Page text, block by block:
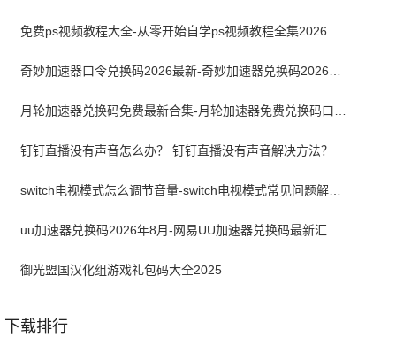
钉钉直播没有声音怎么办？ 钉钉直播没有声音解决方法？
switch电视模式怎么调节音量-switch电视模式常见问题解决方案
御光盟国汉化组游戏礼包码大全2025
下载排行